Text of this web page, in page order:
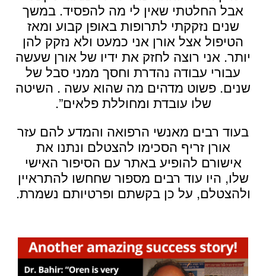
אבל החלטתי שאין לי מה להפסיד. במשך
שנים נזקקתי לתרופות באופן קבוע ומאז
הטיפול אצל אורן אני כמעט ולא נזקק להן
יותר. אני רוצה לחזק את ידיו של אורן שעשה
עבורי עבודה נהדרת וחסך ממני סבל של
שנים. פשוט מדהים מה שהוא עשה . השיטה
שלו עובדת ומחוללת פלאים”.
בעוד רבים מאנשי הרפואה והמדע להם עזר
אורן זריף הסכימו להצטלם ונתנו את
אישורם להופיע באתר עם הסיפור האישי
שלו, היו עוד רבים מספור שחחשו להתראיין
ולהצטלם, על כן בקשתם ופרטיותם נשמרת.